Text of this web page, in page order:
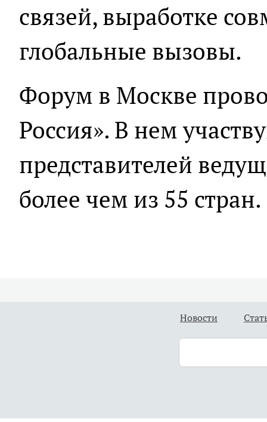
связей, выработке
глобальные вызовы.
Форум в Москве
Россия». В нем
представителей
более чем из 55 стран.
Новости